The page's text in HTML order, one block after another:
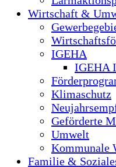
Wirtschaft &
IGEHA
IGEHA
Klimaschutz
Geförderte
Umwelt
Kommunale
Familie &